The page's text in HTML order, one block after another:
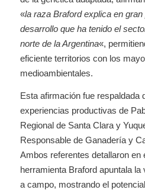
«la raza Braford explica en
desarrollo que ha tenido el
norte de la Argentina«,
eficiente territorios con los
medioambientales.
Esta afirmación fue respaldada
experiencias productivas de
Regional de Santa Clara y
Responsable de Ganadería y
Ambos referentes detallaron en
herramienta Braford apuntala
a campo, mostrando el